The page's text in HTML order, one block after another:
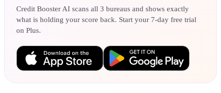
Credit Booster AI scans all 3 bureaus and shows exactly
what is holding your score back. Start your 7-day free trial
on Plus.